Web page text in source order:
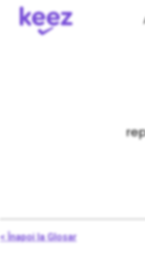
< Înapoi la Glosar